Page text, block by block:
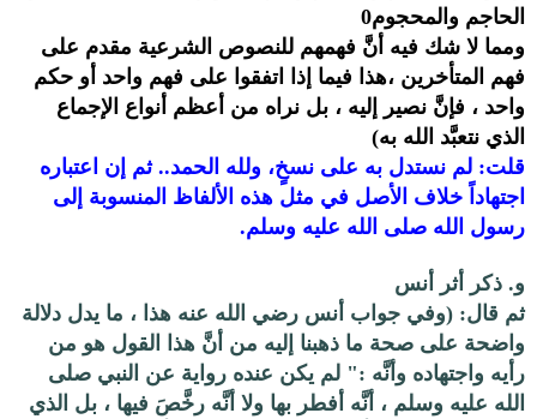
الحاجم والمحجوم0
ومما لا شك فيه أنَّ فهمهم للنصوص الشرعية مقدم على
فهم المتأخرين ،هذا فيما إذا اتفقوا على فهم واحد أو حكم
واحد ، فإنَّ نصير إليه ، بل نراه من أعظم أنواع الإجماع
الذي نتعبَّد الله به)
قلت: لم نستدل به على نسخٍ، ولله الحمد.. ثم إن اعتباره
اجتهاداً خلاف الأصل في مثل هذه الألفاظ المنسوبة إلى
رسول الله صلى الله عليه وسلم.
و. ذكر أثر أنس
ثم قال: (وفي جواب أنس رضي الله عنه هذا ، ما يدل دلالة
واضحة على صحة ما ذهبنا إليه من أنَّ هذا القول هو من
رأيه واجتهاده وأنَّه :" لم يكن عنده رواية عن النبي صلى
الله عليه وسلم ، أنَّه أفطر بها ولا أنَّه رخَّصَ فيها ، بل الذي